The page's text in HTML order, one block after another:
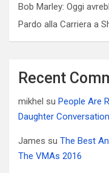
Bob Marley: Oggi
Pardo alla Carriera a
Recent
mikhel su People Are
Daughter
James su The Best
The VMAs 2016